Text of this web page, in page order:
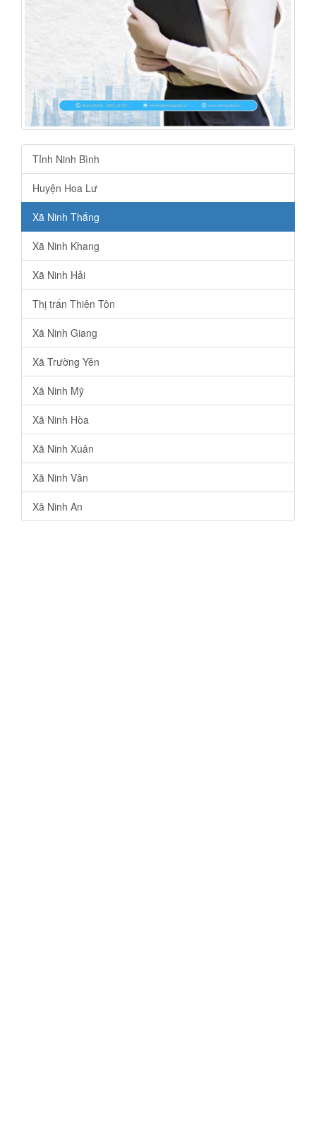
Tỉnh Ninh Bình
Huyện Hoa Lư
Xã Ninh Thắng
Xã Ninh Khang
Xã Ninh Hải
Thị trấn Thiên Tôn
Xã Ninh Giang
Xã Trường Yên
Xã Ninh Mỹ
Xã Ninh Hòa
Xã Ninh Xuân
Xã Ninh Vân
Xã Ninh An